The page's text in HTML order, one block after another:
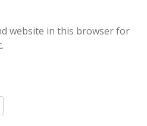
website in this browser for